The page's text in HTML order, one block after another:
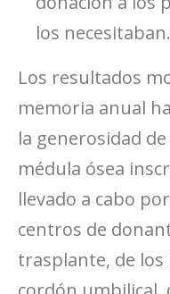
los necesitaban.
Los resultados
memoria anual
la generosidad
médula ósea
llevado a cabo
centros de
trasplante, de los